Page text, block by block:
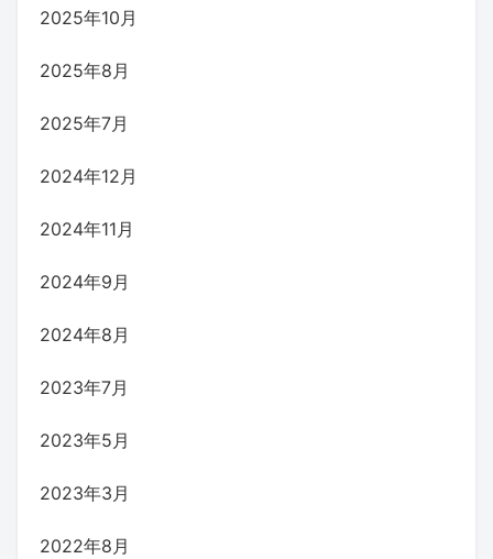
2025年10月
2025年8月
2025年7月
2024年12月
2024年11月
2024年9月
2024年8月
2023年7月
2023年5月
2023年3月
2022年8月